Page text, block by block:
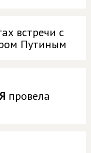
встречи с
Путиным
провела